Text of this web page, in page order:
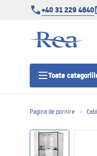
+40 31 229 4640
Toate
Usi pentru
Pagina de pornire